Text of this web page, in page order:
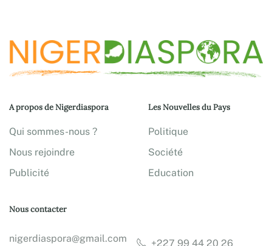
A propos de Nigerdiaspora
Qui sommes-nous ?
Nous rejoindre
Publicité
Les Nouvelles du Pays
Politique
Société
Education
Nous contacter
nigerdiaspora@gmail.com +227 99 44 20 26